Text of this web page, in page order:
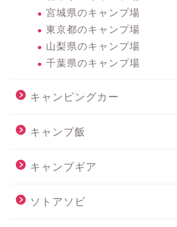
宮城県のキャンプ場
東京都のキャンプ場
山梨県のキャンプ場
千葉県のキャンプ場
キャンピングカー
キャンプ飯
キャンプギア
ソトアソビ